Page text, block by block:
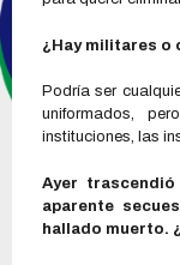
¿Hay militares o
Podría ser
uniformados,
instituciones, las
Ayer trascendió
aparente
hallado muerto.